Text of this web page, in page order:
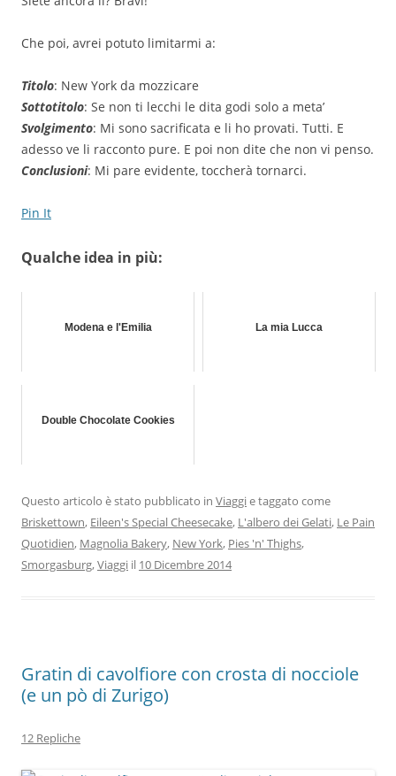
Che poi, avrei potuto limitarmi a:
Titolo: New York da mozzicare
Sottotitolo: Se non ti lecchi le dita godi solo a meta’
Svolgimento: Mi sono sacrificata e li ho provati. Tutti. E
adesso ve li racconto pure. E poi non dite che non vi penso.
Conclusioni: Mi pare evidente, toccherà tornarci.
Pin It
Qualche idea in più:
Modena e l'Emilia La mia Lucca
Double Chocolate Cookies
Questo articolo è stato pubblicato in Viaggie taggato come
Briskettown, Eileen's Special Cheesecake, L'albero dei Gelati, Le Pain
Quotidien, Magnolia Bakery, New York, Pies 'n' Thighs,
Smorgasburg,Viaggi il 10 Dicembre 2014
Gratin di cavolfiore con crosta di nocciole
(e un pò di Zurigo)
12 Repliche